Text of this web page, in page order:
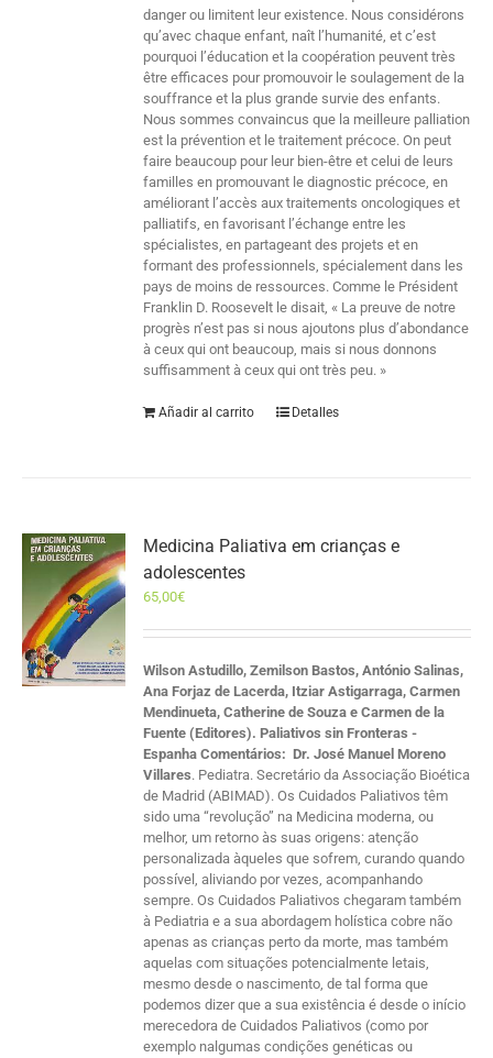
danger ou limitent leur existence. Nous considérons
qu’avec chaque enfant, naît l’humanité, et c’est
pourquoi l’éducation et la coopération peuvent très
être efficaces pour promouvoir le soulagement de la
souffrance et la plus grande survie des enfants.
Nous sommes convaincus que la meilleure palliation
est la prévention et le traitement précoce. On peut
faire beaucoup pour leur bien-être et celui de leurs
familles en promouvant le diagnostic précoce, en
améliorant l’accès aux traitements oncologiques et
palliatifs, en favorisant l’échange entre les
spécialistes, en partageant des projets et en
formant des professionnels, spécialement dans les
pays de moins de ressources. Comme le Président
Franklin D. Roosevelt le disait, « La preuve de notre
progrès n’est pas si nous ajoutons plus d’abondance
à ceux qui ont beaucoup, mais si nous donnons
suffisamment à ceux qui ont très peu. »
Añadir al carrito Detalles
Medicina Paliativa em crianças e
adolescentes
65,00€
Wilson Astudillo, Zemilson Bastos, António Salinas,
Ana Forjaz de Lacerda, Itziar Astigarraga, Carmen
Mendinueta, Catherine de Souza e Carmen de la
Fuente (Editores). Paliativos sin Fronteras -
Espanha Comentários: Dr. José Manuel Moreno
Villares. Pediatra. Secretário da Associação Bioética
de Madrid (ABIMAD). Os Cuidados Paliativos têm
sido uma “revolução” na Medicina moderna, ou
melhor, um retorno às suas origens: atenção
personalizada àqueles que sofrem, curando quando
possível, aliviando por vezes, acompanhando
sempre. Os Cuidados Paliativos chegaram também
à Pediatria e a sua abordagem holística cobre não
apenas as crianças perto da morte, mas também
aquelas com situações potencialmente letais,
mesmo desde o nascimento, de tal forma que
podemos dizer que a sua existência é desde o início
merecedora de Cuidados Paliativos (como por
exemplo nalgumas condições genéticas ou